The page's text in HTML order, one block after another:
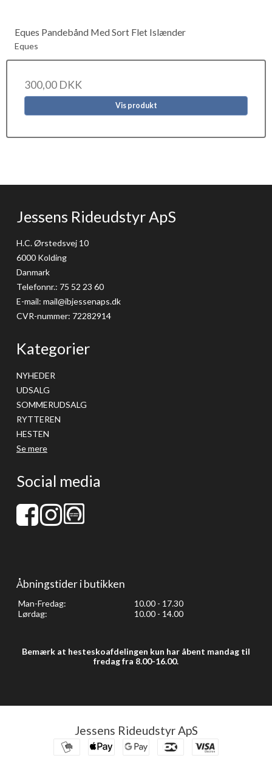
Eques Pandebånd Med Sort Flet Islænder
Eques
300,00 DKK
Vis produkt
Jessens Rideudstyr ApS
H.C. Ørstedsvej 10
6000 Kolding
Danmark
Telefonnr.: 75 52 23 60
E-mail: mail@ibjessenaps.dk
CVR-nummer: 72282914
Kategorier
NYHEDER
UDSALG
SOMMERUDSALG
RYTTEREN
HESTEN
Se mere
Social media
Åbningstider i butikken
Man-Fredag:
10.00 - 17.30
Lørdag:
10.00 - 14.00
Bemærk at hesteskoafdelingen kun har åbent mandag til
fredag fra 8.00-16.00.
Jessens Rideudstyr ApS